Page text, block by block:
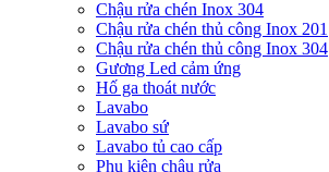
Chậu rửa chén Inox 304
Chậu rửa chén thủ công Inox 201
Chậu rửa chén thủ công Inox 304
Gương Led cảm ứng
Hố ga thoát nước
Lavabo
Lavabo sứ
Lavabo tủ cao cấp
Phụ kiện chậu rửa